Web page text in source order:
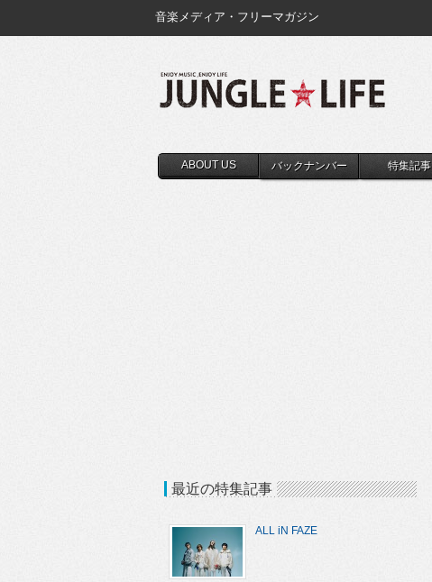
音楽メディア・フリーマガジン
ABOUT US バックナンバー 特集記事
最近の特集記事
ALL iN FAZE